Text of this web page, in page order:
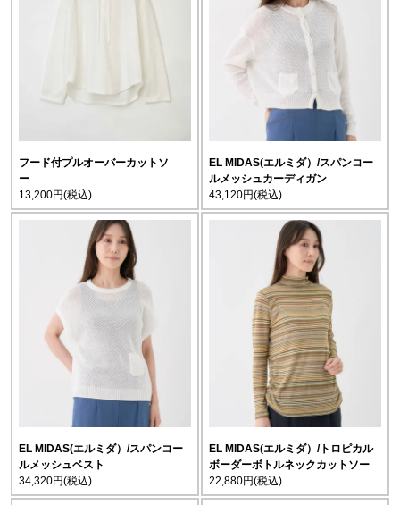
フード付プルオーバーカットソ
ー
13,200円(税込)
EL MIDAS(エルミダ）/スパンコー
ルメッシュカーディガン
43,120円(税込)
EL MIDAS(エルミダ）/スパンコー
ルメッシュベスト
34,320円(税込)
EL MIDAS(エルミダ）/トロピカル
ボーダーボトルネックカットソー
22,880円(税込)